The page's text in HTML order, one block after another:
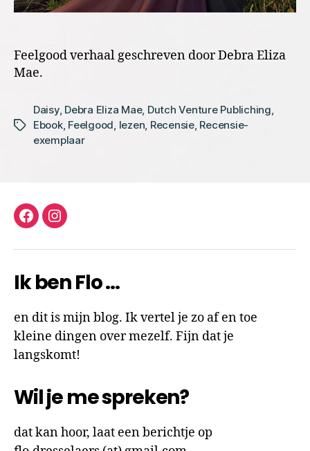
Feelgood verhaal geschreven door Debra Eliza
Mae.
Tags
Daisy, Debra Eliza Mae, Dutch Venture Publiching,
Ebook, Feelgood, lezen, Recensie, Recensie-
exemplaar
facebookinstagram
Ik ben Flo …
en dit is mijn blog. Ik vertel je zo af en toe
kleine dingen over mezelf. Fijn dat je
langskomt!
Wil je me spreken?
dat kan hoor, laat een berichtje op